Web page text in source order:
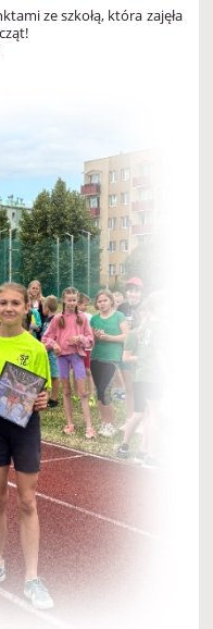
ze szkołą, która zajęła